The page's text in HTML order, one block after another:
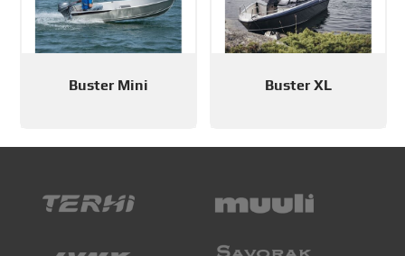
Buster Mini Buster XL